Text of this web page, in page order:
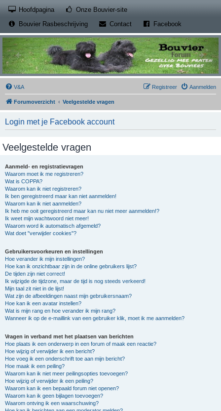
Hoofdpagina Onze Bouvier-site(Opens a new tab)
Bouvier Rasbeschrijving
Contact(Opens a new tab)
Facebook
V&A Aanmelden
Registreer
Forumoverzicht Veelgestelde vragen
Login met je Facebook account
Veelgestelde vragen
Aanmeld- en registratievragen
Waarom moet ik me registreren?
Wat is COPPA?
Waarom kan ik niet registreren?
Ik ben geregistreerd maar kan niet aanmelden!
Waarom kan ik niet aanmelden?
Ik heb me ooit geregistreerd maar kan nu niet meer aanmelden!?
Ik weet mijn wachtwoord niet meer!
Waarom word ik automatisch afgemeld?
Wat doet "verwijder cookies"?
Gebruikersvoorkeuren en instellingen
Hoe verander ik mijn instellingen?
Hoe kan ik onzichtbaar zijn in de online gebruikers lijst?
De tijden zijn niet correct!
Ik wijzigde de tijdzone, maar de tijd is nog steeds verkeerd!
Mijn taal zit niet in de lijst!
Wat zijn de afbeeldingen naast mijn gebruikersnaam?
Hoe kan ik een avatar instellen?
Wat is mijn rang en hoe verander ik mijn rang?
Wanneer ik op de e-maillink van een gebruiker klik, moet ik me aanmelden?
Vragen in verband met het plaatsen van berichten
Hoe plaats ik een onderwerp in een forum of maak een reactie?
Hoe wijzig of verwijder ik een bericht?
Hoe voeg ik een onderschrift toe aan mijn bericht?
Hoe maak ik een peiling?
Waarom kan ik niet meer peilingsopties toevoegen?
Hoe wijzig of verwijder ik een peiling?
Waarom kan ik een bepaald forum niet openen?
Waarom kan ik geen bijlagen toevoegen?
Waarom ontving ik een waarschuwing?